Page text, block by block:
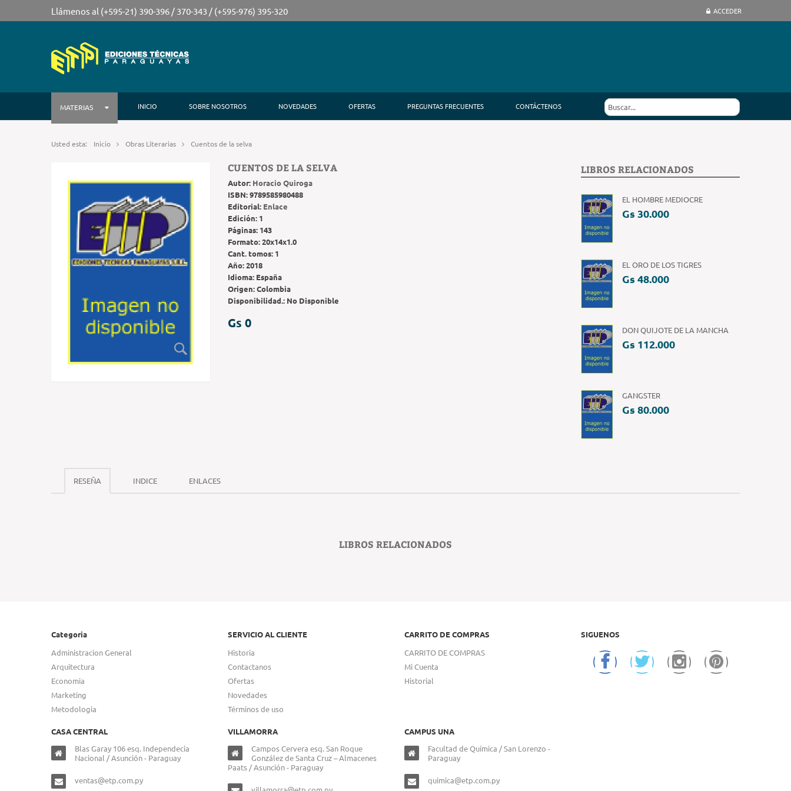
Llámenos al (+595-21) 390-396 / 370-343 / (+595-976) 395-320 ACCEDER
MATERIAS INICIO SOBRE NOSOTROS NOVEDADES OFERTAS PREGUNTAS FRECUENTES CONTÁCTENOS
Usted esta: Inicio Obras Literarias Cuentos de la selva
CUENTOS DE LA SELVA
Autor: Horacio Quiroga
ISBN:9789585980488
Editorial: Enlace
Edición: 1
Páginas: 143
Formato:20x14x1.0
Cant. tomos: 1
Año:2018
Idioma: España
Origen:Colombia
Disponibilidad.: No Disponible
Gs 0
LIBROS RELACIONADOS
EL HOMBRE MEDIOCRE
Gs 30.000
EL ORO DE LOS TIGRES
Gs 48.000
DON QUIJOTE DE LA MANCHA
Gs 112.000
GANGSTER
Gs 80.000
RESEÑA INDICE ENLACES
LIBROS RELACIONADOS
Categoria
Administracion General
Arquitectura
Economia
Marketing
Metodologia
SERVICIO AL CLIENTE
Historia
Contactanos
Ofertas
Novedades
Términos de uso
CARRITO DE COMPRAS
CARRITO DE COMPRAS
Mi Cuenta
Historial
SIGUENOS
CASA CENTRAL
Blas Garay 106 esq. Independecia
Nacional / Asunción - Paraguay
ventas@etp.com.py
VILLAMORRA
Campos Cervera esq. San Roque
González de Santa Cruz – Almacenes
Paats / Asunción - Paraguay
CAMPUS UNA
Facultad de Química / San Lorenzo -
Paraguay
quimica@etp.com.py